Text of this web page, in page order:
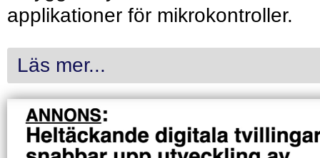
applikationer för mikrokontroller.
Läs mer...